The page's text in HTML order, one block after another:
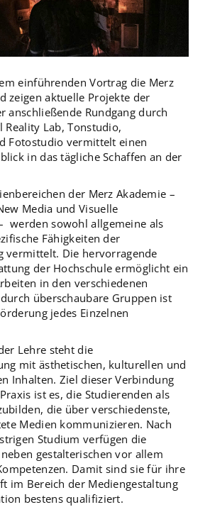
einführenden Vortrag die Merz
zeigen aktuelle Projekte der
anschließende Rundgang durch
Reality Lab, Tonstudio,
Fotostudio vermittelt einen
in das tägliche Schaffen an der
der Merz Akademie –
Media und Visuelle
werden sowohl allgemeine als
Fähigkeiten der
vermittelt. Die hervorragende
der Hochschule ermöglicht ein
in den verschiedenen
überschaubare Gruppen ist
jedes Einzelnen
Lehre steht die
mit ästhetischen, kulturellen und
Inhalten. Ziel dieser Verbindung
ist es, die Studierenden als
die über verschiedenste,
Medien kommunizieren. Nach
Studium verfügen die
gestalterischen vor allem
Damit sind sie für ihre
im Bereich der Mediengestaltung
bestens qualifiziert.